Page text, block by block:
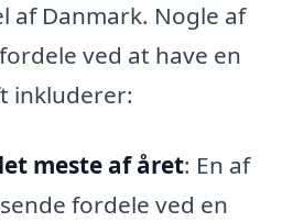
af Danmark. Nogle af
ved at have en
inkluderer:
meste af året: En af
fordele ved en